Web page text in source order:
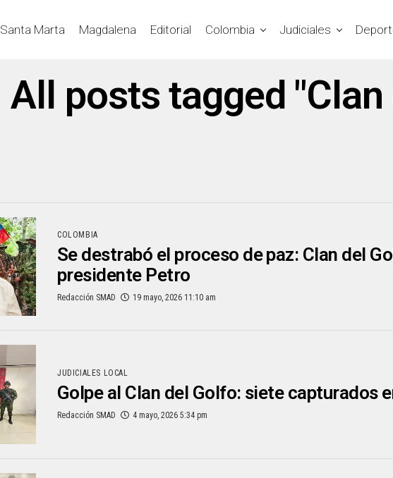
Santa Marta Magdalena Editorial Colombia Judiciales
All posts tagged
COLOMBIA
Se destrabó el proceso de paz: Clan del
presidente Petro
Redacción SMAD 19 mayo, 2026 11:10 am
JUDICIALES LOCAL
Golpe al Clan del Golfo: siete capturados
Redacción SMAD 4 mayo, 2026 5:34 pm